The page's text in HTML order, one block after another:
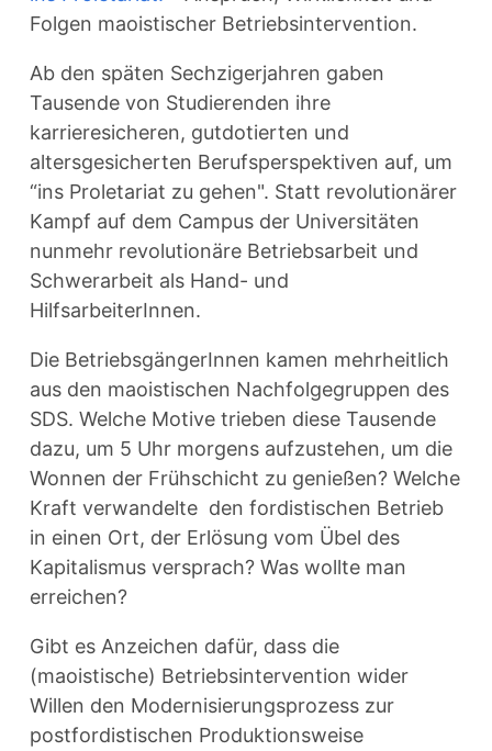
Folgen maoistischer Betriebsintervention.
Ab den späten Sechzigerjahren gaben
Tausende von Studierenden ihre
karrieresicheren, gutdotierten und
altersgesicherten Berufsperspektiven auf, um
“ins Proletariat zu gehen". Statt revolutionärer
Kampf auf dem Campus der Universitäten
nunmehr revolutionäre Betriebsarbeit und
Schwerarbeit als Hand- und
HilfsarbeiterInnen.
Die BetriebsgängerInnen kamen mehrheitlich
aus den maoistischen Nachfolgegruppen des
SDS. Welche Motive trieben diese Tausende
dazu, um 5 Uhr morgens aufzustehen, um die
Wonnen der Frühschicht zu genießen? Welche
Kraft verwandelte den fordistischen Betrieb
in einen Ort, der Erlösung vom Übel des
Kapitalismus versprach? Was wollte man
erreichen?
Gibt es Anzeichen dafür, dass die
(maoistische) Betriebsintervention wider
Willen den Modernisierungsprozess zur
postfordistischen Produktionsweise